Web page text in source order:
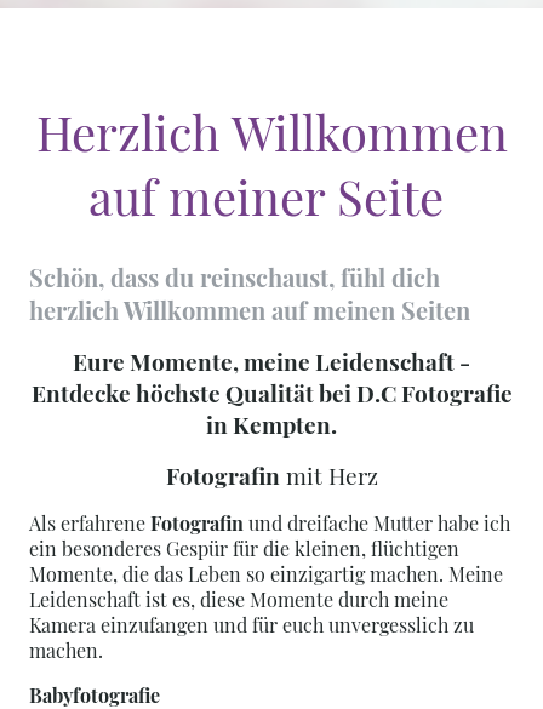
Herzlich Willkommen
auf meiner Seite
Schön, dass du reinschaust, fühl dich
herzlich Willkommen auf meinen Seiten
Eure Momente, meine Leidenschaft -
Entdecke höchste Qualität bei D.C Fotografie
in Kempten.
Fotografin mit Herz
Als erfahreneFotografin und dreifache Mutter habe ich
ein besonderes Gespür für die kleinen, flüchtigen
Momente, die das Leben so einzigartig machen. Meine
Leidenschaft ist es, diese Momente durch meine
Kamera einzufangen und für euch unvergesslich zu
machen.
Babyfotografie